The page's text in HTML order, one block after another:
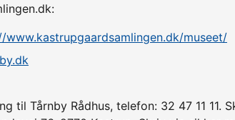
www.kastrupgaardsamlingen.dk/museet/
til Tårnby Rådhus, telefon: 32 47 11 11.